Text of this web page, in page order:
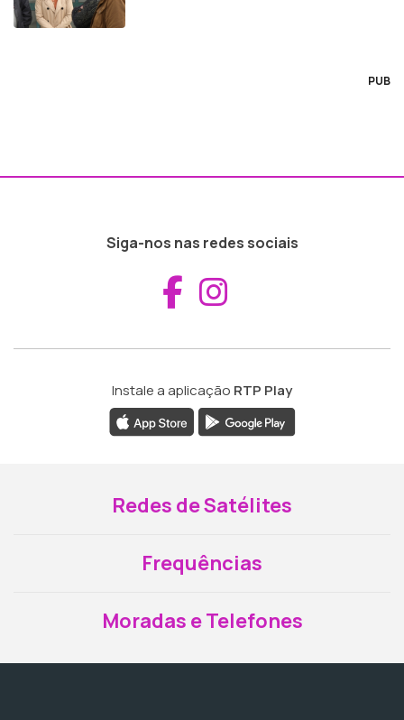
PUB
Siga-nos nas redes sociais
Aceder ao
Instale a aplicação RTP Play
Redes de Satélites
Frequências
Moradas e Telefones